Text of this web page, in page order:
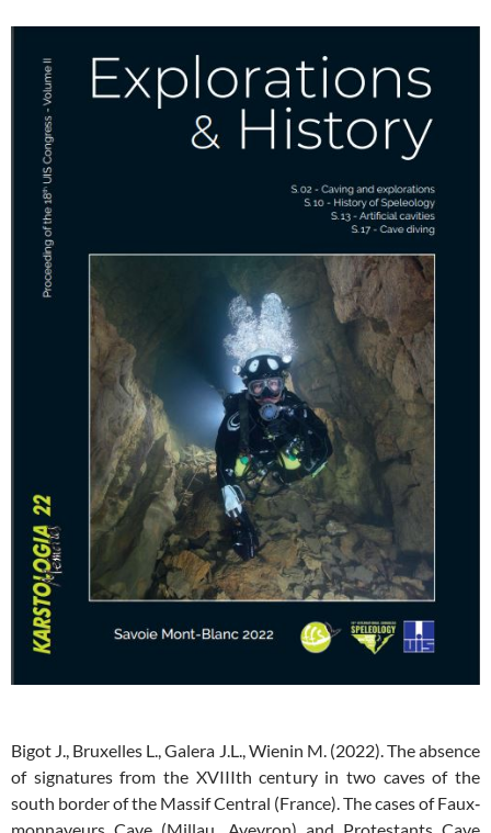
Bigot J., Bruxelles L., Galera J.L., Wienin M. (2022). The absence
of signatures from the XVIIIth century in two caves of the
south border of the Massif Central (France). The cases of Faux‐
monnayeurs Cave (Millau, Aveyron) and Protestants Cave